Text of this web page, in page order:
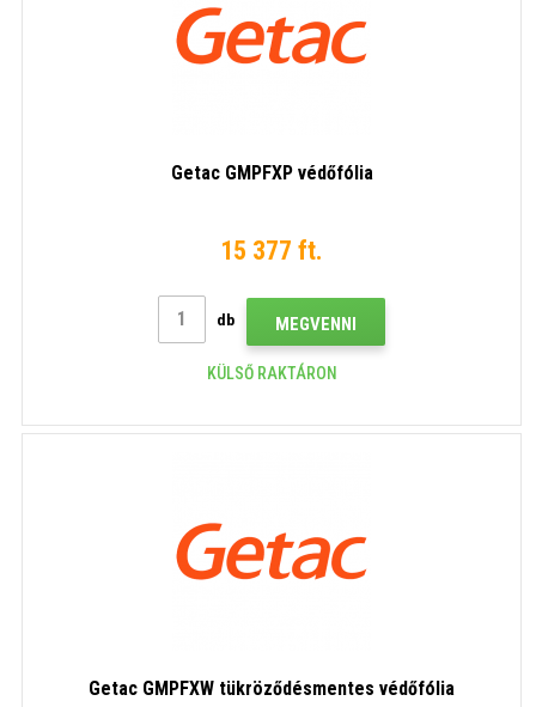
Getac GMPFXP védőfólia
15 377 ft.
db MEGVENNI
KÜLSŐ RAKTÁRON
Getac GMPFXW tükröződésmentes védőfólia